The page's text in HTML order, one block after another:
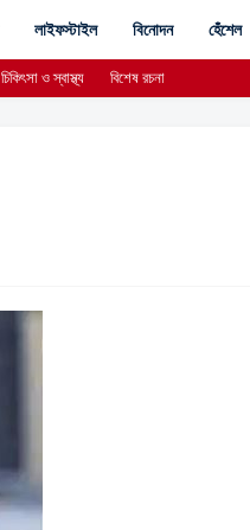
লাইফস্টাইল বিনোদন হেঁশেল
চিকিৎসা ও স্বাস্থ্য বিশেষ রচনা